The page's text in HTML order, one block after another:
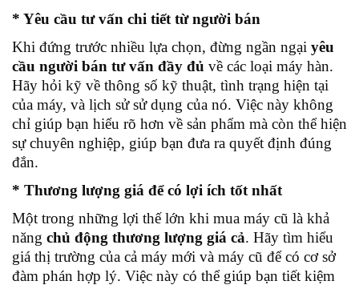
* Yêu cầu tư vấn chi tiết từ người bán
Khi đứng trước nhiều lựa chọn, đừng ngần ngại yêu
cầu người bán tư vấn đầy đủ về các loại máy hàn.
Hãy hỏi kỹ về thông số kỹ thuật, tình trạng hiện tại
của máy, và lịch sử sử dụng của nó. Việc này không
chỉ giúp bạn hiểu rõ hơn về sản phẩm mà còn thể hiện
sự chuyên nghiệp, giúp bạn đưa ra quyết định đúng
đắn.
* Thương lượng giá để có lợi ích tốt nhất
Một trong những lợi thế lớn khi mua máy cũ là khả
năng chủ động thương lượng giá cả. Hãy tìm hiểu
giá thị trường của cả máy mới và máy cũ để có cơ sở
đàm phán hợp lý. Việc này có thể giúp bạn tiết kiệm